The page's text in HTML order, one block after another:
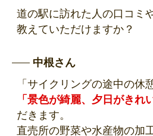
道の駅に訪れた人の口コミ
教えていただけますか？
中根さん
「サイクリングの途中の休
「景色が綺麗、夕日がきれ
だきます。
直売所の野菜や水産物の加